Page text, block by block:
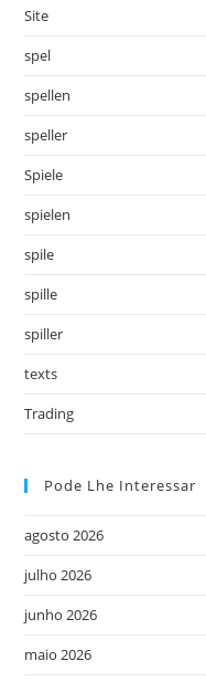
Site
spel
spellen
speller
Spiele
spielen
spile
spille
spiller
texts
Trading
Pode Lhe Interessar
agosto 2026
julho 2026
junho 2026
maio 2026